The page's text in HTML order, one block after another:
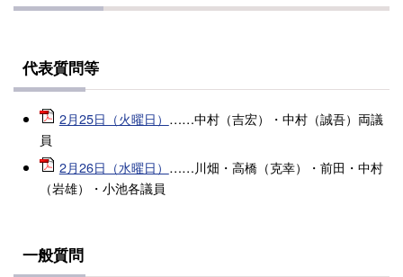
代表質問等
2月25日（火曜日） ……中村（吉宏）・中村（誠吾）両議
員
2月26日（水曜日） ……川畑・高橋（克幸）・前田・中村
（岩雄）・小池各議員
一般質問